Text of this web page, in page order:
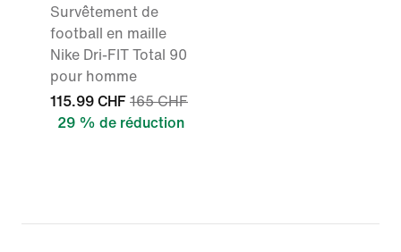
Survêtement de
football en maille
Nike Dri-FIT Total 90
pour homme
115.99 CHF 165 CHF
29 % de réduction